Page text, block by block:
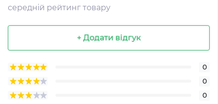
середній рейтинг товару
+ Додати відгук
0
0
0